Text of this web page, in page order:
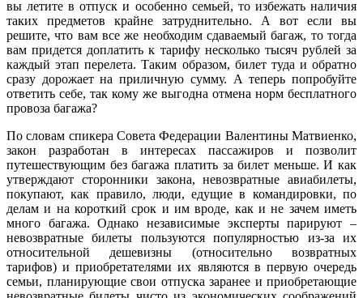
вы летите в отпуск и особенно семьей, то избежать наличия
таких предметов крайне затруднительно. А вот если вы
решите, что вам все же необходим сдаваемый багаж, то тогда
вам придется доплатить к тарифу несколько тысяч рублей за
каждый этап перелета. Таким образом, билет туда и обратно
сразу дорожает на приличную сумму. А теперь попробуйте
ответить себе, так кому же выгодна отмена норм бесплатного
провоза багажа?
По словам спикера Совета Федерации Валентины Матвиенко,
закон разработан в интересах пассажиров и позволит
путешествующим без багажа платить за билет меньше. И как
утверждают сторонники закона, невозвратные авиабилеты,
покупают, как правило, люди, едущие в командировки, по
делам и на короткий срок и им вроде, как и не зачем иметь
много багажа. Однако независимые эксперты парируют –
невозвратные билеты пользуются популярностью из-за их
относительной дешевизны (относительно возвратных
тарифов) и приобретателями их являются в первую очередь
семьи, планирующие свои отпуска заранее и приобретающие